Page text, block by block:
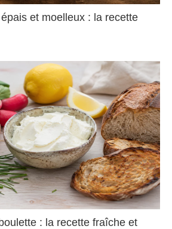
et moelleux : la recette
: la recette fraîche et